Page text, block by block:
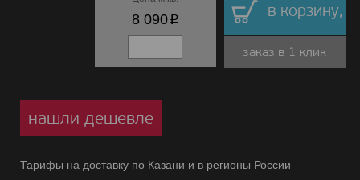
8 090p в корзину,
заказ в 1 клик
нашли дешевле
Тарифы на доставку по Казани и в регионы России